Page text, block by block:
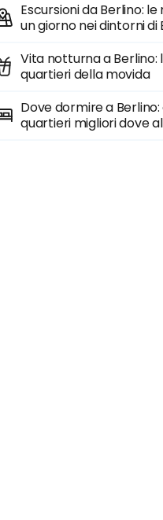
Escursioni da Berlino:
un giorno nei dintorni di
Vita notturna a Berlino:
quartieri della movida
Dove dormire a
quartieri migliori dove